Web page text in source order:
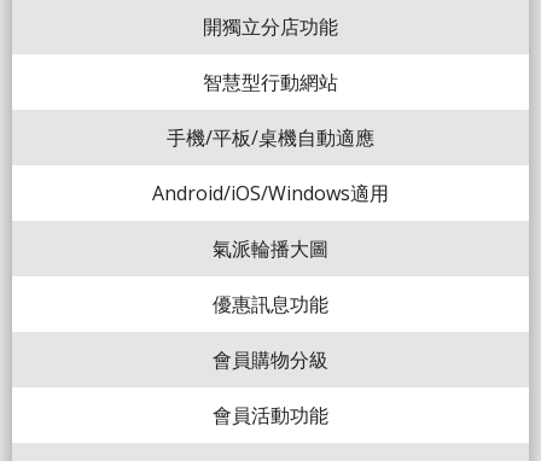
開獨立分店功能
智慧型行動網站
手機/平板/桌機自動適應
Android/iOS/Windows適用
氣派輪播大圖
優惠訊息功能
會員購物分級
會員活動功能